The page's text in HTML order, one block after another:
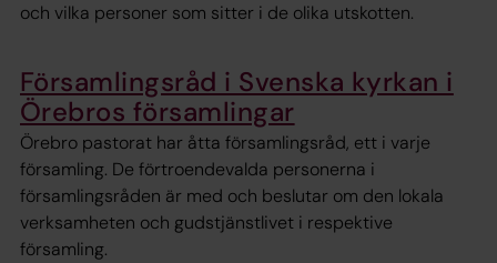
och vilka personer som sitter i de olika utskotten.
Församlingsråd i Svenska kyrkan i
Örebros församlingar
Örebro pastorat har åtta församlingsråd, ett i varje
församling. De förtroendevalda personerna i
församlingsråden är med och beslutar om den lokala
verksamheten och gudstjänstlivet i respektive
församling.